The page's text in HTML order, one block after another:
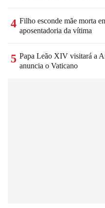
4 Filho esconde mãe morta
aposentadoria da vítima
5 Papa Leão XIV visitará a
anuncia o Vaticano